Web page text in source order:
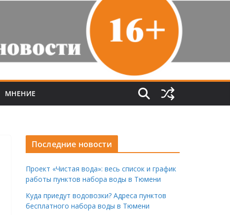
МНЕНИЕ
Последние новости
Проект «Чистая вода»: весь список и график
работы пунктов набора воды в Тюмени
Куда приедут водовозки? Адреса пунктов
бесплатного набора воды в Тюмени